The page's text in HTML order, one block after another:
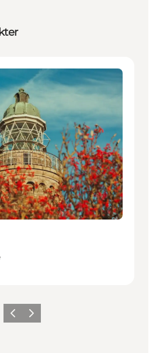
ForrigeNæste